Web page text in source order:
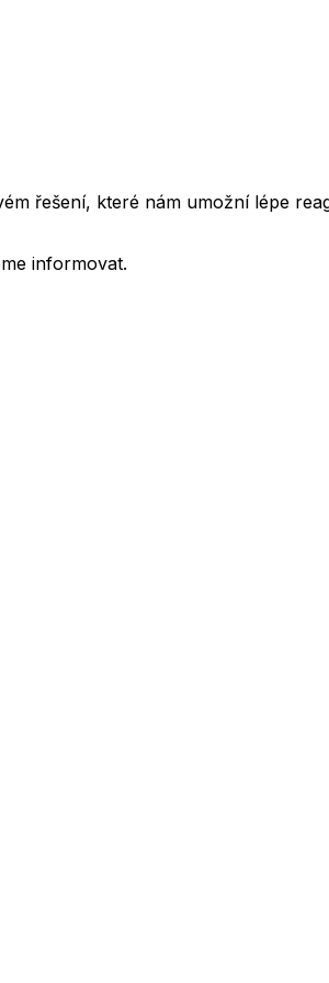
řešení, které nám umožní lépe
informovat.